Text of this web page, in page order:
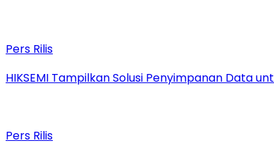
Pers Rilis
HIKSEMI Tampilkan Solusi Penyimpanan Data
Pers Rilis